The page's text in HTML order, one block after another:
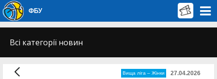
ФБУ
Всі категорії новин
Вища лiга – Жiнки 27.04.2026